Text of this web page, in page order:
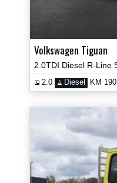
Volkswagen Tiguan
2.0 Diesel KM 190